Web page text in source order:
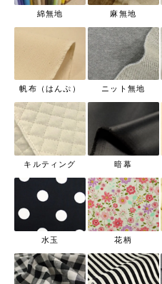
綿無地 麻無地
帆布（はんぷ） ニット無地
キルティング 暗幕
水玉 花柄